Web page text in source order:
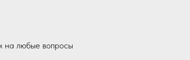
на любые вопросы